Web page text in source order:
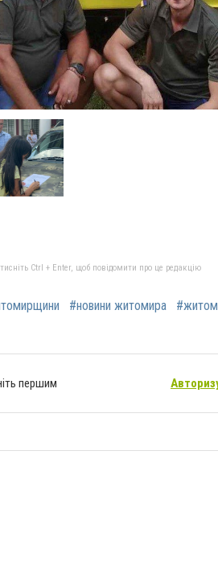
Ctrl + Enter, щоб повідомити про це редакцію
#новини житомира
першим